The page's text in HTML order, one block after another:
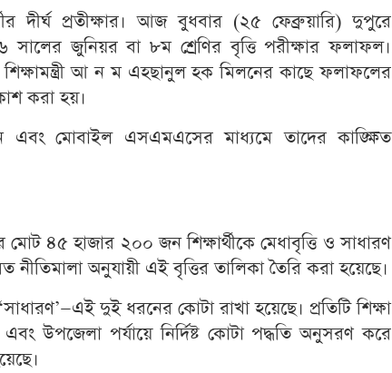
দীর্ঘ প্রতীক্ষার। আজ বুধবার (২৫ ফেব্রুয়ারি) দুপুরে
সালের জুনিয়র বা ৮ম শ্রেণির বৃত্তি পরীক্ষার ফলাফল।
শিক্ষামন্ত্রী আ ন ম এহছানুল হক মিলনের কাছে ফলাফলের
করা হয়।
এবং মোবাইল এসএমএসের মাধ্যমে তাদের কাঙ্ক্ষিত
মোট ৪৫ হাজার ২০০ জন শিক্ষার্থীকে মেধাবৃত্তি ও সাধারণ
নীতিমালা অনুযায়ী এই বৃত্তির তালিকা তৈরি করা হয়েছে।
দুই ধরনের কোটা রাখা হয়েছে। প্রতিটি শিক্ষা
উপজেলা পর্যায়ে নির্দিষ্ট কোটা পদ্ধতি অনুসরণ করে